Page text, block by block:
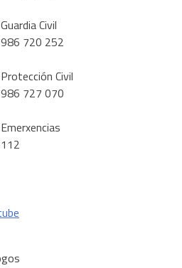
Guardia Civil
986 720 252
Protección Civil
986 727 070
Emerxencias
112